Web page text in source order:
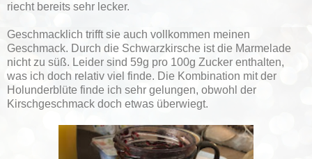
riecht bereits sehr lecker.
Geschmacklich trifft sie auch vollkommen meinen
Geschmack. Durch die Schwarzkirsche ist die Marmelade
nicht zu süß. Leider sind 59g pro 100g Zucker enthalten,
was ich doch relativ viel finde. Die Kombination mit der
Holunderblüte finde ich sehr gelungen, obwohl der
Kirschgeschmack doch etwas überwiegt.